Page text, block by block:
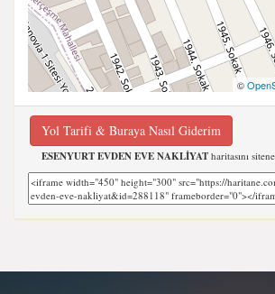
©
Yol Tarifi & Buraya Nasıl Giderim
ESENYURT EVDEN EVE NAKLİYAT haritasını